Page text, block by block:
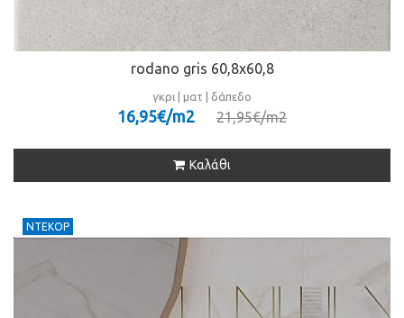
rodano gris 60,8x60,8
γκρι | ματ | δάπεδο
16,95€/m2 21,95€/m2
Καλάθι
ΝΤΕΚΟΡ